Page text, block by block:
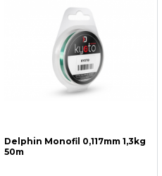
Delphin Monofil 0,117mm 1,3kg
50m